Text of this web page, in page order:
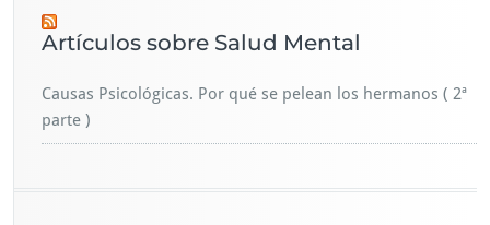
Artículos sobre Salud Mental
Causas Psicológicas. Por qué se pelean los hermanos ( 2ª
parte )